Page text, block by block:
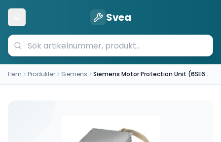
Öppna meny Svea
Hem Produkter Siemens Siemens Motor Protection Unit (6SE6400-3CC00-2AD3)